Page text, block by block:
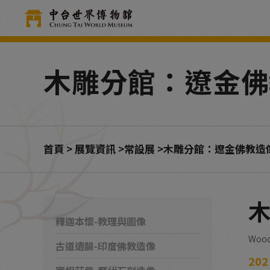
木雕分館：遼金
首頁 展覽資訊 常設展 木雕分館：遼金佛教造
釋迦本懷-教理與圖像
古道遺韻-印度佛教造像
Cookie管理面板